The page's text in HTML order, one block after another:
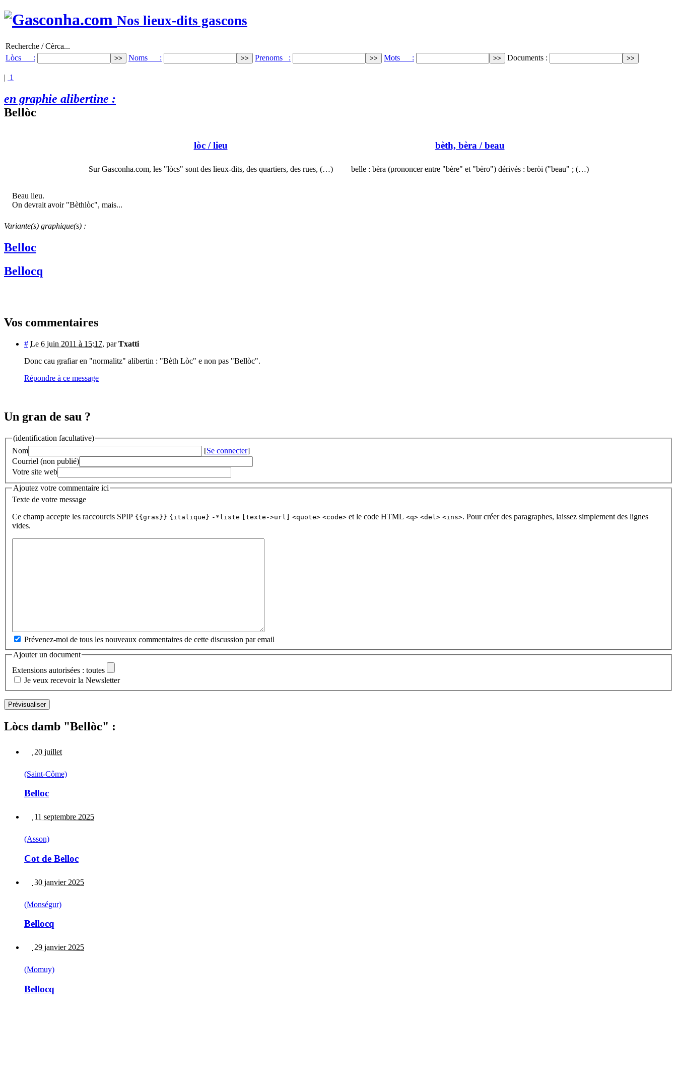
Nos lieux-dits gascons
Recherche / Cèrca...
Lòcs :
Noms : Prenoms : Mots : Documents :
| 1
en graphie alibertine :
Bellòc
lòc/ lieu
Sur Gasconha.com, les "lòcs" sont des lieux-dits, des quartiers, des rues, (…)
bèth, bèra/ beau
belle : bèra (prononcer entre "bère" et "bèro") dérivés : beròi ("beau" ; (…)
Beau lieu.
On devrait avoir "Bèthlòc", mais...
Variante(s) graphique(s) :
Belloc
Bellocq
Vos commentaires
# Le 6 juin 2011 à 15:17, parTxatti
Donc cau grafiar en "normalitz" alibertin : "Bèth Lòc" e non pas "Bellòc".
Répondre à ce message
Un gran de sau ?
(identification facultative)
Nom
[Se connecter]
Courriel (non publié)
Votre site web
Ajoutez votre commentaire ici
Texte de votre message
Ce champ accepte les raccourcis SPIP {{gras}} {italique} -*liste [texte->url] <quote> <code> et le code HTML <q> <del> <ins>. Pour créer des paragraphes, laissez simplement des lignes
vides.
Prévenez-moi de tous les nouveaux commentaires de cette discussion par email
Ajouter un document
Extensions autorisées : toutes
Je veux recevoir la Newsletter
Lòcs damb "Bellòc" :
20 juillet
(Saint-Côme)
Belloc
11 septembre 2025
(Asson)
Cot de Belloc
30 janvier 2025
(Monségur)
Bellocq
29 janvier 2025
(Momuy)
Bellocq